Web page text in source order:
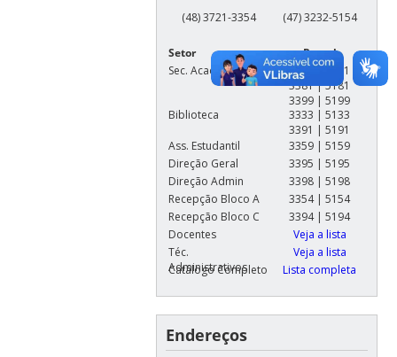
(48) 3721-3354 (47) 3232-5154
Setor
Ramal
Sec. Acadêmica
6308 | 5101
3381 | 5181
3399 | 5199
Biblioteca
3333 | 5133
3391 | 5191
Ass. Estudantil
3359 | 5159
Direção Geral
3395 | 5195
Direção Admin
3398 | 5198
Recepção Bloco A
3354 | 5154
Recepção Bloco C
3394 | 5194
Docentes
Veja a lista
Téc.
Administrativos
Veja a lista
Catálogo Completo
Lista completa
Endereços